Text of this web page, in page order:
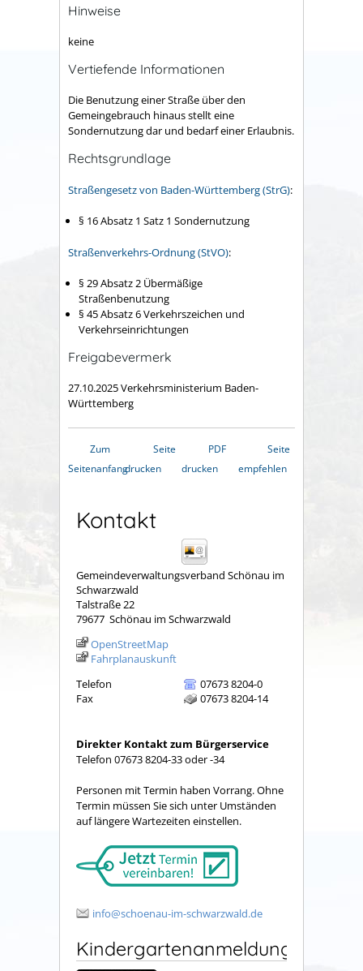
Hinweise
keine
Vertiefende Informationen
Die Benutzung einer Straße über den
Gemeingebrauch hinaus stellt eine
Sondernutzung dar und bedarf einer Erlaubnis.
Rechtsgrundlage
Straßengesetz von Baden-Württemberg (StrG):
§ 16 Absatz 1 Satz 1 Sondernutzung
Straßenverkehrs-Ordnung (StVO):
§ 29 Absatz 2 Übermäßige
Straßenbenutzung
§ 45 Absatz 6Verkehrszeichen und
Verkehrseinrichtungen
Freigabevermerk
27.10.2025 Verkehrsministerium Baden-
Württemberg
Zum
Seitenanfang
Seite
drucken
PDF
drucken
Seite
empfehlen
Kontakt
Gemeindeverwaltungsverband Schönau im
Schwarzwald
Talstraße 22
79677 Schönau im Schwarzwald
OpenStreetMap
Fahrplanauskunft
Telefon
07673 8204-0
Fax
07673 8204-14
Direkter Kontakt zum Bürgerservice
Telefon 07673 8204-33 oder -34
Personen mit Termin haben Vorrang. Ohne
Termin müssen Sie sich unter Umständen
auf längere Wartezeiten einstellen.
info@schoenau-im-schwarzwald.de
Kindergartenanmeldung